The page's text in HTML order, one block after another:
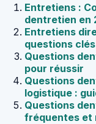
Entretiens :
dentretien en
Entretiens
questions
Questions
pour réussir
Questions
logistique :
Questions
fréquentes et